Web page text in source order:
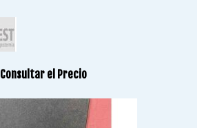
Consultar el Precio